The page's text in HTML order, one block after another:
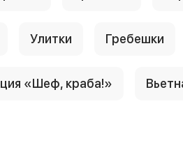
Улитки Гребешки
«Шеф, краба!»